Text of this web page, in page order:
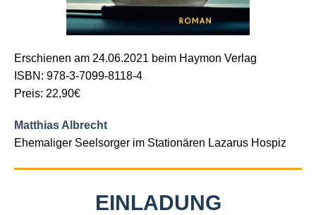
Erschienen am 24.06.2021 beim Haymon Verlag
ISBN: 978-3-7099-8118-4
Preis: 22,90€
Matthias Albrecht
Ehemaliger Seelsorger im Stationären Lazarus Hospiz
EINLADUNG